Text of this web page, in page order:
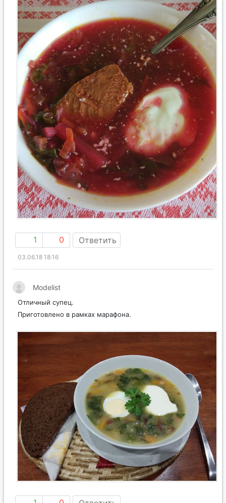
1 0 Ответить
03.06.18 18:16
Modelist
Отличный супец.
Приготовлено в рамках марафона.